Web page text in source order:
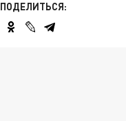
ПОДЕЛИТЬСЯ: